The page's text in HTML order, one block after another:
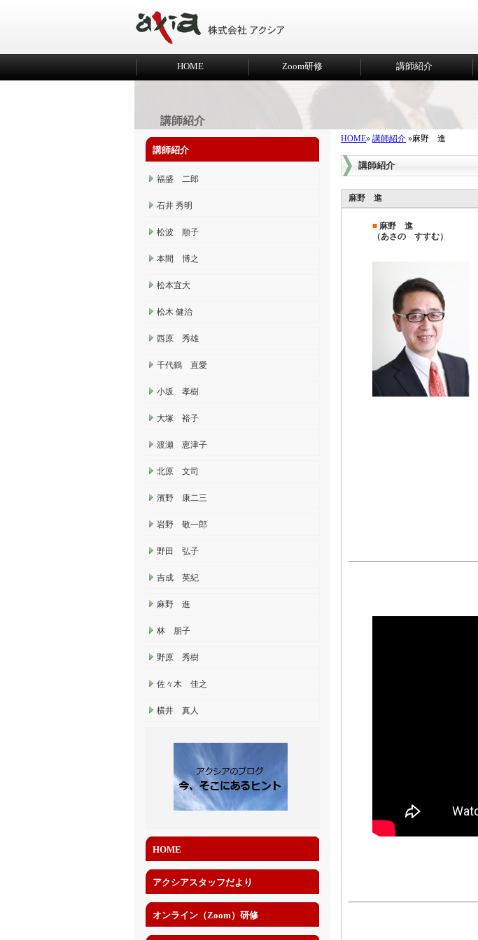
HOME Zoom研修 講師紹介
講師紹介
HOME» 講師紹介 »麻野 進
講師紹介
麻野 進
■ 麻野 進
（あさの すすむ）
講師紹介
福盛 二郎
石井 秀明
松波 順子
本間 博之
松本宜大
松木 健治
西原 秀雄
千代鶴 直愛
小坂 孝樹
大塚 裕子
渡瀬 恵津子
北原 文司
濱野 康二三
岩野 敬一郎
野田 弘子
吉成 英紀
麻野 進
林 朋子
野原 秀樹
佐々木 佳之
横井 真人
HOME
アクシアスタッフだより
オンライン（Zoom）研修